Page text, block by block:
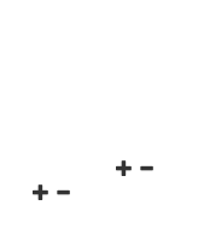
Navigationsmenü